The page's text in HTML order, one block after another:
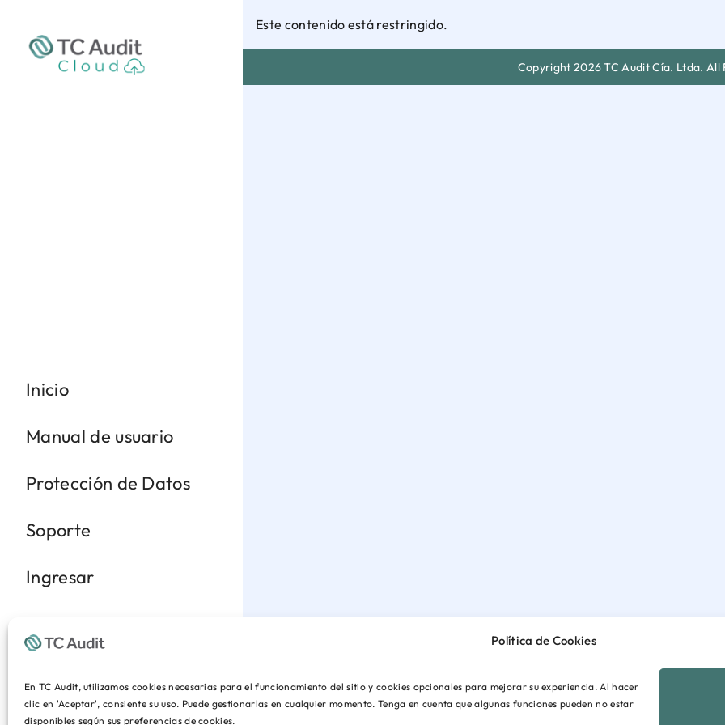
Política de Cookies
En TC Audit, utilizamos cookies necesarias para el funcionamiento del sitio y cookies opcionales para mejorar su experiencia. Al hacer
clic en 'Aceptar', consiente su uso. Puede gestionarlas en cualquier momento. Tenga en cuenta que algunas funciones pueden no estar
disponibles según sus preferencias de cookies.
Inicio
Manual de usuario
Protección de Datos
Soporte
Ingresar
Este contenido está restringido.
Copyright 2026 TC Audit Cía. Ltda. All